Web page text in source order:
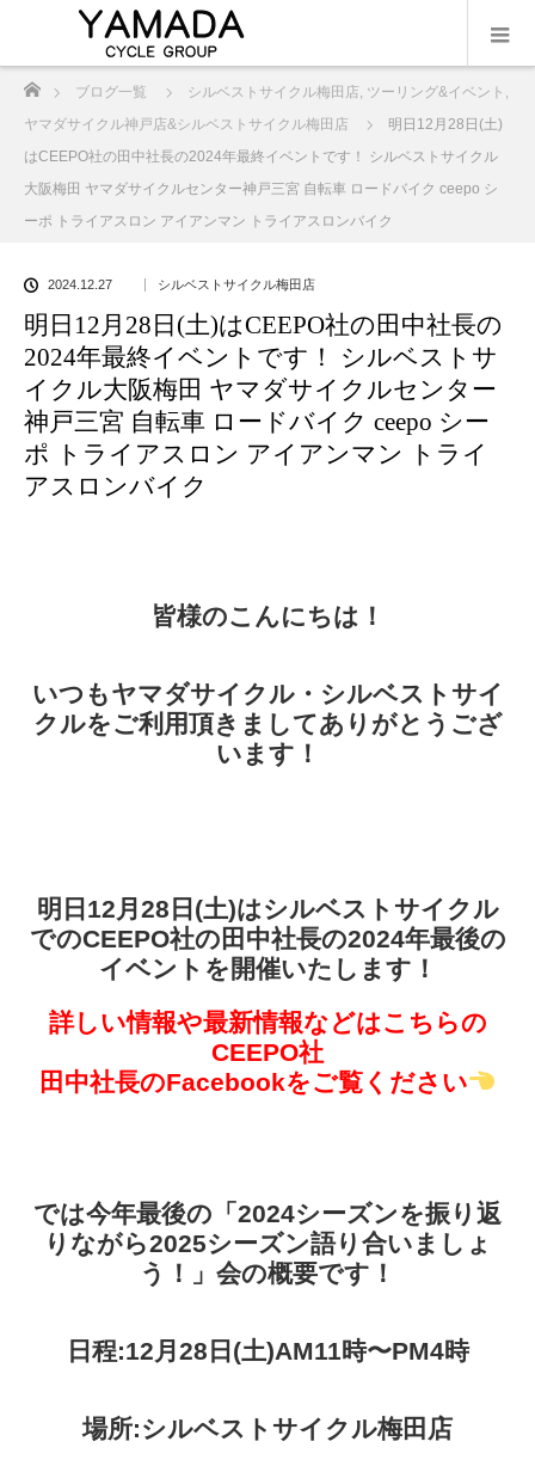
ブログ一覧 シルベストサイクル梅田店, ツーリング&イベント ,
ヤマダサイクル神戸店&シルベストサイクル梅田店
明日12月28日(土)
はCEEPO社の田中社長の2024年最終イベントです！ シルベストサイクル
大阪梅田 ヤマダサイクルセンター神戸三宮 自転車 ロードバイク ceepo シ
ーポ トライアスロン アイアンマン トライアスロンバイク
2024.12.27 シルベストサイクル梅田店
明日12月28日(土)はCEEPO社の田中社長の
2024年最終イベントです！ シルベストサ
イクル大阪梅田 ヤマダサイクルセンター
神戸三宮 自転車 ロードバイク ceepo シー
ポ トライアスロン アイアンマン トライ
アスロンバイク
皆様のこんにちは！
いつもヤマダサイクル・シルベストサイ
クルをご利用頂きましてありがとうござ
います！
明日12月28日(土)はシルベストサイクル
でのCEEPO社の田中社長の2024年最後の
イベントを開催いたします！
詳しい情報や最新情報などはこちらの
CEEPO社
田中社長のFacebookをご覧ください
では今年最後の「2024シーズンを振り返
りながら2025シーズン語り合いましょ
う！」会の概要です！
日程:12月28日(土)AM11時〜PM4時
場所:シルベストサイクル梅田店